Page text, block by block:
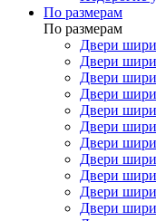
По размерам
По размерам
Двери
Двери
Двери
Двери
Двери
Двери
Двери
Двери
Двери
Двери
Двери